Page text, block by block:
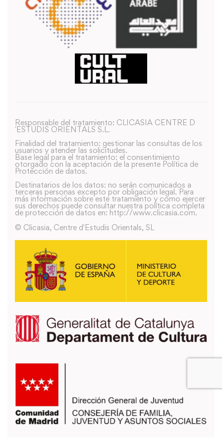
Responsable del tratamiento: CLICASIA CENTRE D
´ESTUDIS ORIENTALS S.L.
Finalidad del tratamiento: gestionar las consultas de los
usuarios y atender las solicitudes.
Base legal para el tratamiento: el consentimiento
otorgado con la aceptación de la presente Política de
Protección de datos.
Destinatarios de los datos: no serán comunicados a
terceras personas excepto por obligación legal. Para
más información sobre este tratamiento y como ejercer
sus derechos puede consultar nuestra política completa
de protección de datos en: http://www.clicasia.com.
© Clicasia, Centre d'Estudis Orientals, SL